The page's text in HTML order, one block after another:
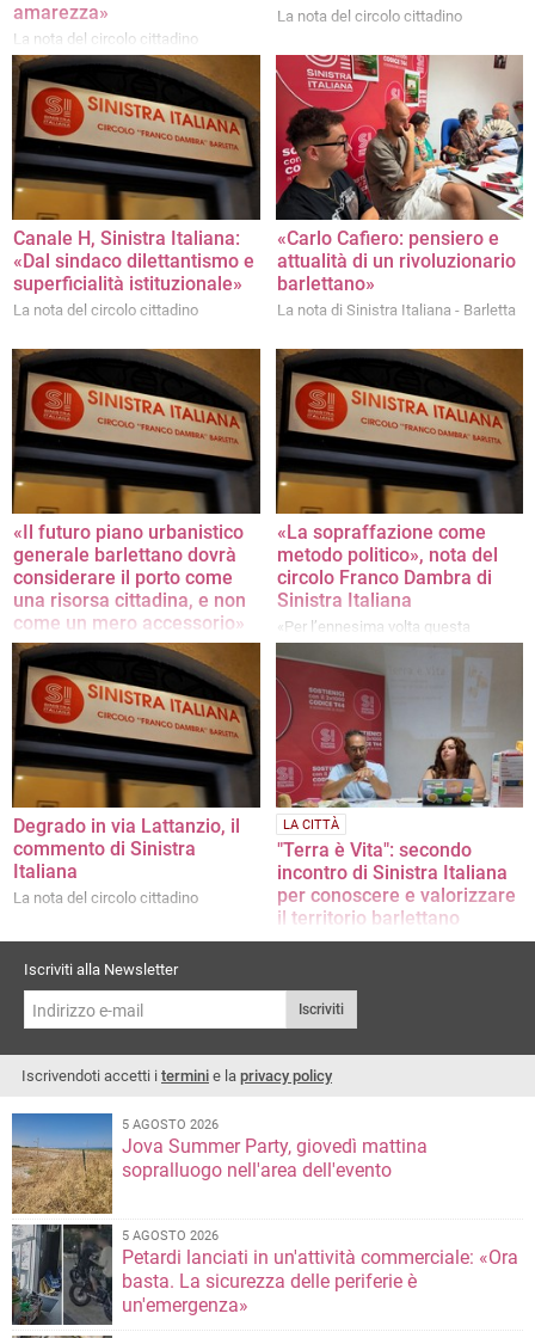
amarezza»
La nota del circolo cittadino
La nota del circolo cittadino
Canale H, Sinistra Italiana:
«Dal sindaco dilettantismo e
superficialità istituzionale»
La nota del circolo cittadino
«Carlo Cafiero: pensiero e
attualità di un rivoluzionario
barlettano»
La nota di Sinistra Italiana - Barletta
«Il futuro piano urbanistico
generale barlettano dovrà
considerare il porto come
una risorsa cittadina, e non
come un mero accessorio»
La nota di Sinistra Italiana
«La sopraffazione come
metodo politico», nota del
circolo Franco Dambra di
Sinistra Italiana
«Per l’ennesima volta questa
amministrazione ha dato prova della
scarsa capacità di dialogo»
Degrado in via Lattanzio, il
commento di Sinistra
Italiana
La nota del circolo cittadino
LA CITTÀ
"Terra è Vita": secondo
incontro di Sinistra Italiana
per conoscere e valorizzare
il territorio barlettano
Un appuntamento di autoformazione
naturalizzazione della costa e
sviluppo sostenibile
Iscriviti alla Newsletter
Iscriviti
Iscrivendoti accetti i termini e la privacy policy
5 AGOSTO 2026
Jova Summer Party, giovedì mattina
sopralluogo nell'area dell'evento
5 AGOSTO 2026
Petardi lanciati in un'attività commerciale: «Ora
basta. La sicurezza delle periferie è
un'emergenza»